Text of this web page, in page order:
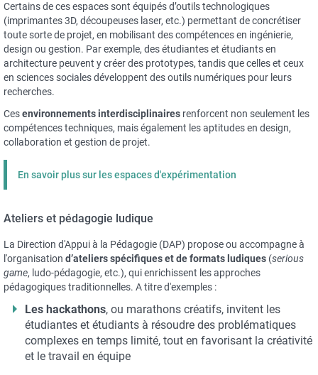
Certains de ces espaces sont équipés d’outils technologiques
(imprimantes 3D, découpeuses laser, etc.) permettant de concrétiser
toute sorte de projet, en mobilisant des compétences en ingénierie,
design ou gestion. Par exemple, des étudiantes et étudiants en
architecture peuvent y créer des prototypes, tandis que celles et ceux
en sciences sociales développent des outils numériques pour leurs
recherches.
Cesenvironnements interdisciplinaires renforcent non seulement les
compétences techniques, mais également les aptitudes en design,
collaboration et gestion de projet.
En savoir plus sur les espaces d'expérimentation
Ateliers et pédagogie ludique
La Direction d'Appui à la Pédagogie (DAP) propose ou accompagne à
l'organisation d’ateliers spécifiques et de formats ludiques (serious
game, ludo-pédagogie, etc.), qui enrichissent les approches
pédagogiques traditionnelles. A titre d'exemples :
Les hackathons, ou marathons créatifs, invitent les
étudiantes et étudiants à résoudre des problématiques
complexes en temps limité, tout en favorisant la créativité
et le travail en équipe